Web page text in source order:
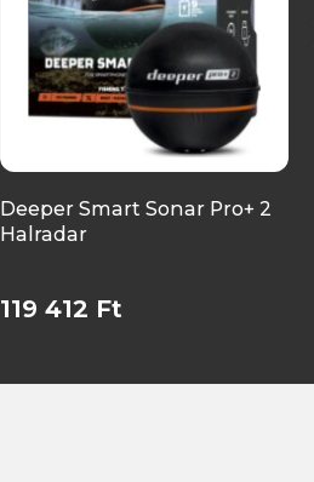
Deeper Smart Sonar Pro+ 2
Halradar
119 412 Ft